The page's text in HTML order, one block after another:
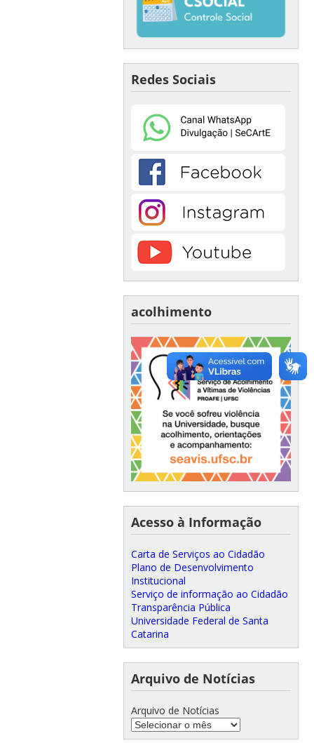
Redes Sociais
acolhimento
Acesso à Informação
Carta de Serviços ao Cidadão
Plano de Desenvolvimento
Institucional
Serviço de informação ao Cidadão
Transparência Pública
Universidade Federal de Santa
Catarina
Arquivo de Notícias
Arquivo de Notícias